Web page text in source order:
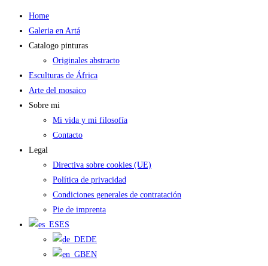
Saltar
contenido
Home
Galeria en Artá
Catalogo pinturas
Originales abstracto
Esculturas de África
Arte del mosaico
Sobre mi
Mi vida y mi filosofía
Contacto
Legal
Directiva sobre cookies (UE)
Política de privacidad
Condiciones generales de contratación
Pie de imprenta
ES
DE
EN